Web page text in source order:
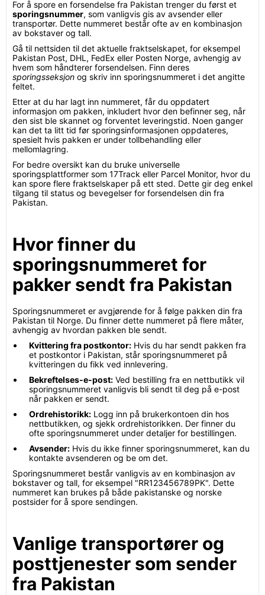
For å spore en forsendelse fra Pakistan trenger du først et
sporingsnummer, som vanligvis gis av avsender eller
transportør. Dette nummeret består ofte av en kombinasjon
av bokstaver og tall.
Gå til nettsiden til det aktuelle fraktselskapet, for eksempel
Pakistan Post, DHL, FedEx eller Posten Norge, avhengig av
hvem som håndterer forsendelsen. Finn deres
sporingsseksjon og skriv inn sporingsnummeret i det angitte
feltet.
Etter at du har lagt inn nummeret, får du oppdatert
informasjon om pakken, inkludert hvor den befinner seg, når
den sist ble skannet og forventet leveringstid. Noen ganger
kan det ta litt tid før sporingsinformasjonen oppdateres,
spesielt hvis pakken er under tollbehandling eller
mellomlagring.
For bedre oversikt kan du bruke universelle
sporingsplattformer som 17Track eller Parcel Monitor, hvor du
kan spore flere fraktselskaper på ett sted. Dette gir deg enkel
tilgang til status og bevegelser for forsendelsen din fra
Pakistan.
Hvor finner du
sporingsnummeret for
pakker sendt fra Pakistan
Sporingsnummeret er avgjørende for å følge pakken din fra
Pakistan til Norge. Du finner dette nummeret på flere måter,
avhengig av hvordan pakken ble sendt.
Kvittering fra postkontor: Hvis du har sendt pakken fra
et postkontor i Pakistan, står sporingsnummeret på
kvitteringen du fikk ved innlevering.
Bekreftelses-e-post: Ved bestilling fra en nettbutikk vil
sporingsnummeret vanligvis bli sendt til deg på e-post
når pakken er sendt.
Ordrehistorikk: Logg inn på brukerkontoen din hos
nettbutikken, og sjekk ordrehistorikken. Der finner du
ofte sporingsnummeret under detaljer for bestillingen.
Avsender: Hvis du ikke finner sporingsnummeret, kan du
kontakte avsenderen og be om det.
Sporingsnummeret består vanligvis av en kombinasjon av
bokstaver og tall, for eksempel "RR123456789PK". Dette
nummeret kan brukes på både pakistanske og norske
postsider for å spore sendingen.
Vanlige transportører og
posttjenester som sender
fra Pakistan